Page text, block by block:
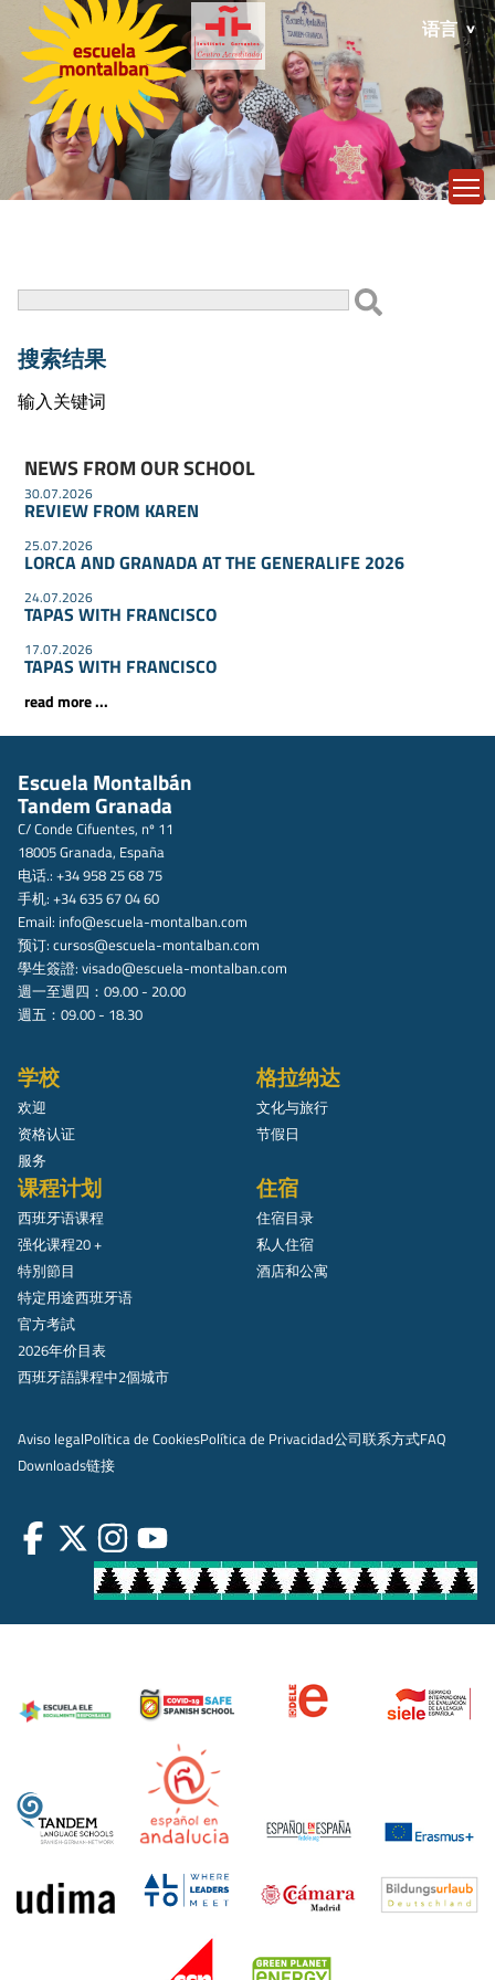
语言
搜索结果
输入关键词
NEWS FROM OUR SCHOOL
30.07.2026
REVIEW FROM KAREN
25.07.2026
LORCA AND GRANADA AT THE GENERALIFE 2026
24.07.2026
TAPAS WITH FRANCISCO
17.07.2026
TAPAS WITH FRANCISCO
read more ...
Escuela Montalbán
Tandem Granada
C/ Conde Cifuentes, nº 11
18005 Granada, España
电话.: +34 958 25 68 75
手机: +34 635 67 04 60
Email: info@escuela-montalban.com
预订: cursos@escuela-montalban.com
學生簽證: visado@escuela-montalban.com
週一至週四：09.00 - 20.00
週五：09.00 - 18.30
学校
欢迎
资格认证
服务
格拉纳达
文化与旅行
节假日
课程计划
西班牙语课程
强化课程20 +
特別節目
特定用途西班牙语
官方考試
2026年价目表
西班牙語課程中2個城市
住宿
住宿目录
私人住宿
酒店和公寓
Aviso legalPolítica de CookiesPolítica de Privacidad公司联系方式FAQ
Downloads链接